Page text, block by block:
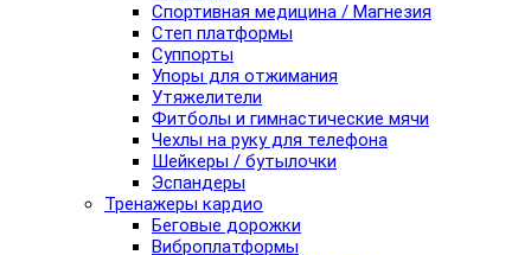
Спортивная медицина / Магнезия
Степ платформы
Суппорты
Упоры для отжимания
Утяжелители
Фитболы и гимнастические мячи
Чехлы на руку для телефона
Шейкеры / бутылочки
Эспандеры
Тренажеры кардио
Беговые дорожки
Виброплатформы